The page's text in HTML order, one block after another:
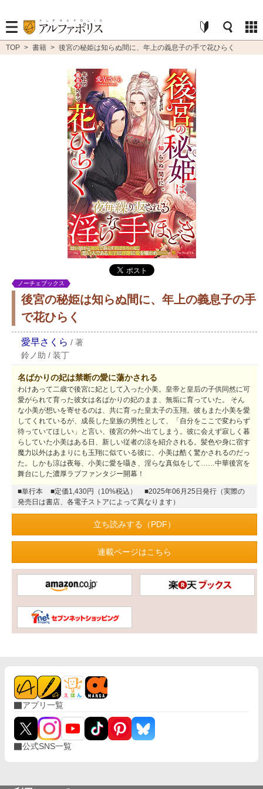
TOP > 書籍 > 後宮の秘姫は知らぬ間に、年上の義息子の手で花ひらく
ノーチェブックス
後宮の秘姫は知らぬ間に、年上の義息子の手
で花ひらく
愛早さくら / 著
鈴ノ助 / 装丁
名ばかりの妃は禁断の愛に蕩かされる
わけあって二歳で後宮に妃として入った小美。皇帝と皇后の子供同然に可
愛がられて育った彼女は名ばかりの妃のまま、無垢に育っていた。 そん
な小美が想いを寄せるのは、共に育った皇太子の玉翔。彼もまた小美を愛
してくれているが、成長した皇族の男性として、「自分をここで変わらず
待っていてほしい」と言い、後宮の外へ出てしまう。彼に会えず寂しく暮
らしていた小美はある日、新しい従者の涼を紹介される。髪色や身に宿す
魔力以外はあまりにも玉翔に似ている彼に、小美は酷く驚かされるのだっ
た。しかも涼は夜毎、小美に愛を囁き、淫らな真似をして……中華後宮を
舞台にした濃厚ラブファンタジー開幕！
■単行本 ■定価1,430円（10%税込）
■2025年06月25日発行（実際の
発売日は書店、各電子ストアによって異なります）
立ち読みする（PDF）
連載ページはこちら
アプリ一覧
公式SNS一覧